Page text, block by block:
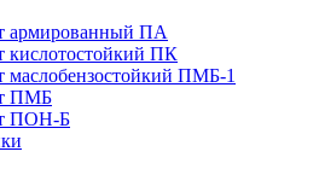
армированный ПА
кислотостойкий ПК
маслобензостойкий ПМБ-1
ПМБ
ПОН-Б